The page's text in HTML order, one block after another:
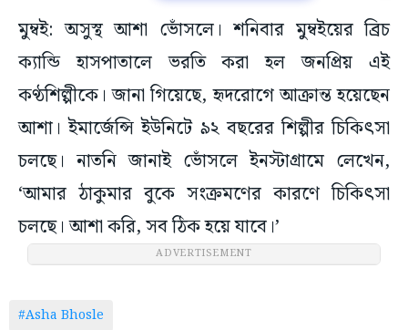
মুম্বই: অসুস্থ আশা ভোঁসলে। শনিবার মুম্বইয়ের ব্রিচ
ক্যান্ডি হাসপাতালে ভরতি করা হল জনপ্রিয় এই
কণ্ঠশিল্পীকে। জানা গিয়েছে, হৃদরোগে আক্রান্ত হয়েছেন
আশা। ইমার্জেন্সি ইউনিটে ৯২ বছরের শিল্পীর চিকিৎসা
চলছে। নাতনি জানাই ভোঁসলে ইনস্টাগ্রামে লেখেন,
‘আমার ঠাকুমার বুকে সংক্রমণের কারণে চিকিৎসা
চলছে। আশা করি, সব ঠিক হয়ে যাবে।’
ADVERTISEMENT
#Asha Bhosle